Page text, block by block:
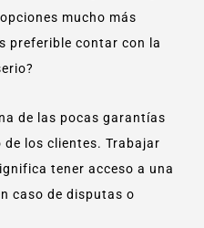
mucho más
preferible contar con la
de las pocas garantías
los clientes. Trabajar
tener acceso a una
caso de disputas o